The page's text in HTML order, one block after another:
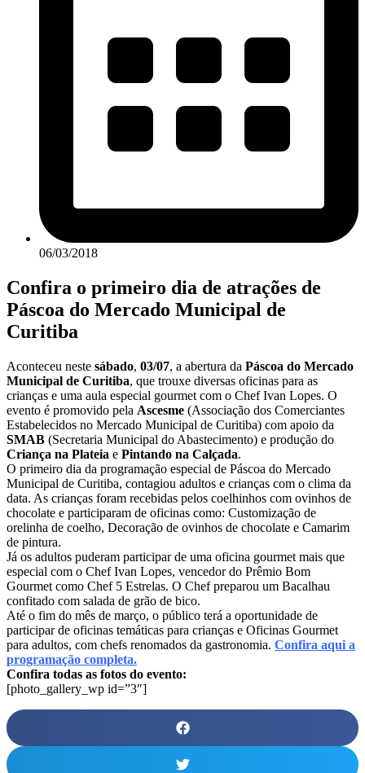
06/03/2018
Confira o primeiro dia de atrações de
Páscoa do Mercado Municipal de
Curitiba
Aconteceu neste sábado, 03/07, a abertura da Páscoa do Mercado
Municipal de Curitiba, que trouxe diversas oficinas para as
crianças e uma aula especial gourmet com o Chef Ivan Lopes. O
evento é promovido pela Ascesme (Associação dos Comerciantes
Estabelecidos no Mercado Municipal de Curitiba) com apoio da
SMAB (Secretaria Municipal do Abastecimento) e produção do
Criança na Plateia e Pintando na Calçada.
O primeiro dia da programação especial de Páscoa do Mercado
Municipal de Curitiba, contagiou adultos e crianças com o clima da
data. As crianças foram recebidas pelos coelhinhos com ovinhos de
chocolate e participaram de oficinas como: Customização de
orelinha de coelho, Decoração de ovinhos de chocolate e Camarim
de pintura.
Já os adultos puderam participar de uma oficina gourmet mais que
especial com o Chef Ivan Lopes, vencedor do Prêmio Bom
Gourmet como Chef 5 Estrelas. O Chef preparou um Bacalhau
confitado com salada de grão de bico.
Até o fim do mês de março, o público terá a oportunidade de
participar de oficinas temáticas para crianças e Oficinas Gourmet
para adultos, com chefs renomados da gastronomia. Confira aqui a
programação completa.
Confira todas as fotos do evento:
[photo_gallery_wp id=”3″]